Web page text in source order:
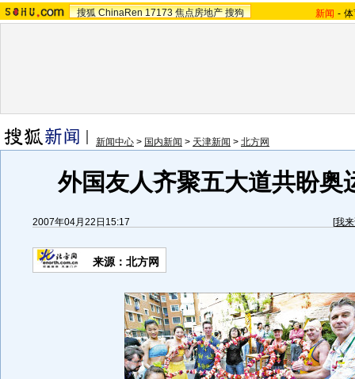
搜狐 ChinaRen 17173 焦点房地产 搜狗 新闻 -
新闻中心 > 国内新闻 > 天津新闻 > 北方网
外国友人齐聚五大道共盼奥
2007年04月22日15:17 [我
来源：北方网